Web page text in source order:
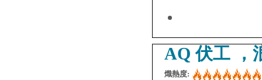
AQ 伏工 ，
熾熱度: